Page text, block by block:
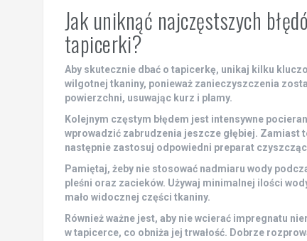
Jak uniknąć najczęstszych
tapicerki?
Aby skutecznie dbać o tapicerkę, unikaj kilku
wilgotnej tkaniny, ponieważ zanieczyszczenia
powierzchni, usuwając kurz i plamy.
Kolejnym częstym błędem jest intensywne
wprowadzić zabrudzenia jeszcze głębiej.
następnie zastosuj odpowiedni preparat
Pamiętaj, żeby nie stosować nadmiaru wody
pleśni oraz zacieków. Używaj minimalnej ilości
mało widocznej części tkaniny.
Również ważne jest, aby nie wcierać impregnatu
w tapicerce, co obniża jej trwałość. Dobrze